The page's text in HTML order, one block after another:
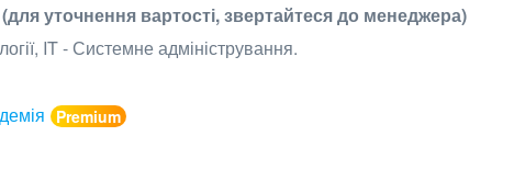
(для уточнення вартості, звертайтеся до менеджера)
IT - Системне адміністрування.